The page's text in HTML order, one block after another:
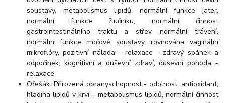
soustavy, metabolismus lipidů, normální funkce jater,
normální funkce žlučníku, normální činnost
gastrointestinálního traktu a střev, normální trávení,
normální funkce močové soustavy, rovnováha vaginální
mikroflóry, pozitivní nálada - relaxace - zdravý spánek a
odpočinek, kognitivní a duševní zdraví, duševní pohoda -
relaxace
Ořešák: Přirozená obranyschopnost - odolnost, antioxidant,
hladina lipidů v krvi - metabolismus lipidů, normální činnost